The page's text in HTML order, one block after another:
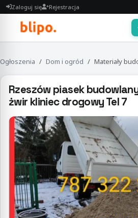
Zaloguj się Rejestracja
Ogłoszenia Dom i ogród Materiały
Rzeszów piasek
żwir kliniec drogowy Tel 7